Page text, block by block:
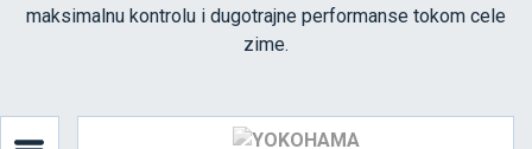
maksimalnu kontrolu i dugotrajne performanse tokom cele
zime.